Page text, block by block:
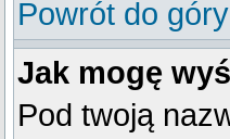
Powrót do góry
Jak mogę
Pod twoją